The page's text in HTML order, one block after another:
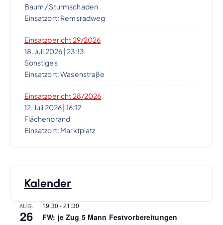
Baum / Sturmschaden
Einsatzort: Remsradweg
Einsatzbericht 29/2026
18. Juli 2026| 23:13
Sonstiges
Einsatzort: Wasenstraße
Einsatzbericht 28/2026
12. Juli 2026| 16:12
Flächenbrand
Einsatzort: Marktplatz
Kalender
AUG.
26
19:30 -21:30
FW: je Zug 5 Mann Festvorbereitungen